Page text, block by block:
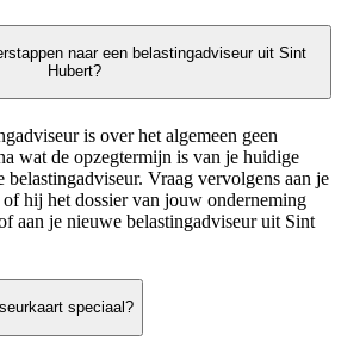
naar een belastingadviseur uit Sint
Hubert?
is over het algemeen geen
wat de opzegtermijn is van je huidige
belastingadviseur. Vraag vervolgens aan je
hij het dossier van jouw onderneming
aan je nieuwe belastingadviseur uit Sint
speciaal?